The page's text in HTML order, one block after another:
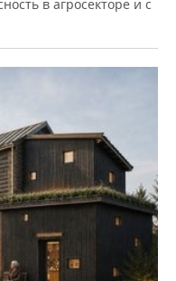
в агросекторе и с